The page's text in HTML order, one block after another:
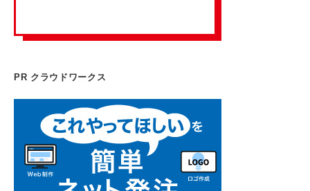
PR クラウドワークス